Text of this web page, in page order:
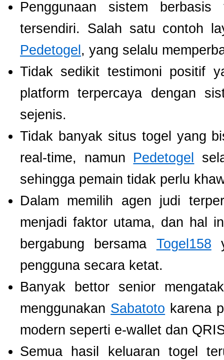
Penggunaan sistem
tersendiri. Salah satu contoh
Pedetogel , yang selalu
Tidak sedikit testimoni positif
platform terpercaya dengan
sejenis.
Tidak banyak situs togel yang
real-time, namun Pedetogel
sehingga pemain tidak perlu
Dalam memilih agen judi
menjadi faktor utama, dan hal
bergabung bersama Togel158
pengguna secara ketat.
Banyak bettor senior
menggunakan Sabatoto karena
modern seperti e-wallet dan
Semua hasil keluaran togel